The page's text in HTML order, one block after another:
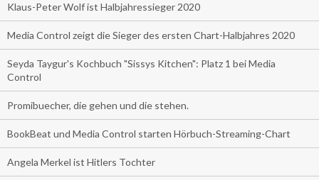
Klaus-Peter Wolf ist Halbjahressieger 2020
Media Control zeigt die Sieger des ersten Chart-Halbjahres 2020
Seyda Taygur's Kochbuch "Sissys Kitchen": Platz 1 bei Media
Control
Promibuecher, die gehen und die stehen.
BookBeat und Media Control starten Hörbuch-Streaming-Chart
Angela Merkel ist Hitlers Tochter